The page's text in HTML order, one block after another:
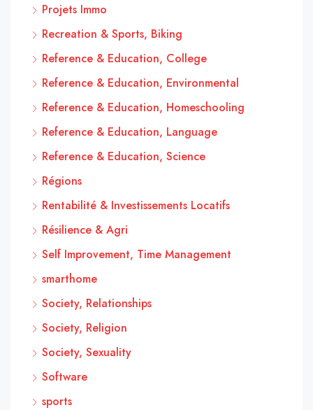
Projets Immo
Recreation & Sports, Biking
Reference & Education, College
Reference & Education, Environmental
Reference & Education, Homeschooling
Reference & Education, Language
Reference & Education, Science
Régions
Rentabilité & Investissements Locatifs
Résilience & Agri
Self Improvement, Time Management
smarthome
Society, Relationships
Society, Religion
Society, Sexuality
Software
sports